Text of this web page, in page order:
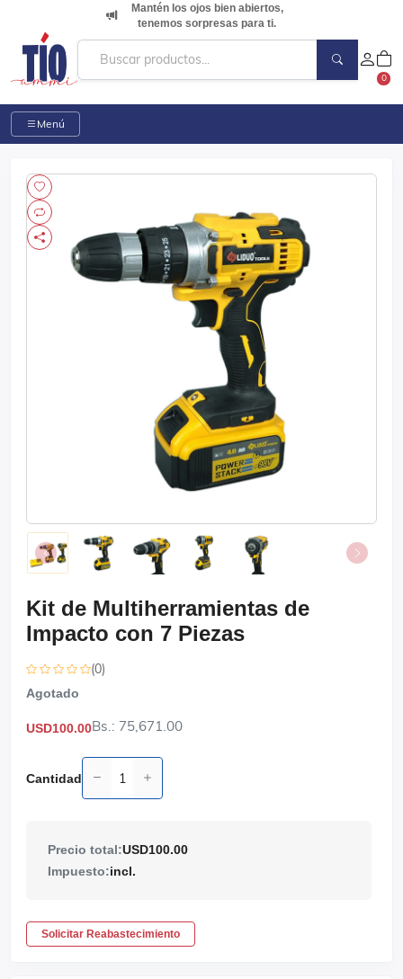
Mantén los ojos bien abiertos,
tenemos sorpresas para ti.
0
Menú
Kit de Multiherramientas de
Impacto con 7 Piezas
(0)
Agotado
USD100.00Bs.: 75,671.00
Cantidad
Precio total:USD100.00
Impuesto:incl.
Solicitar Reabastecimiento